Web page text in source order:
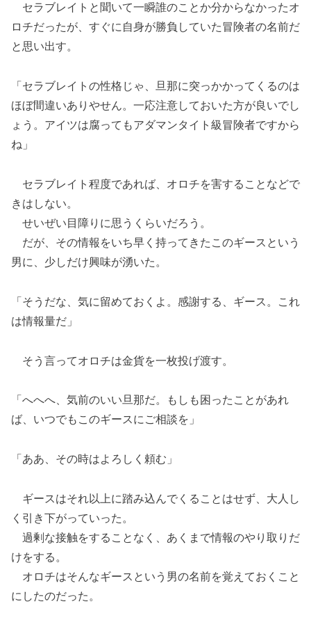
セラブレイトと聞いて一瞬誰のことか分からなかったオ
ロチだったが、すぐに自身が勝負していた冒険者の名前だ
と思い出す。
「セラブレイトの性格じゃ、旦那に突っかかってくるのは
ほぼ間違いありやせん。一応注意しておいた方が良いでし
ょう。アイツは腐ってもアダマンタイト級冒険者ですから
ね」
セラブレイト程度であれば、オロチを害することなどで
きはしない。
せいぜい目障りに思うくらいだろう。
だが、その情報をいち早く持ってきたこのギースという
男に、少しだけ興味が湧いた。
「そうだな、気に留めておくよ。感謝する、ギース。これ
は情報量だ」
そう言ってオロチは金貨を一枚投げ渡す。
「へへへ、気前のいい旦那だ。もしも困ったことがあれ
ば、いつでもこのギースにご相談を」
「ああ、その時はよろしく頼む」
ギースはそれ以上に踏み込んでくることはせず、大人し
く引き下がっていった。
過剰な接触をすることなく、あくまで情報のやり取りだ
けをする。
オロチはそんなギースという男の名前を覚えておくこと
にしたのだった。